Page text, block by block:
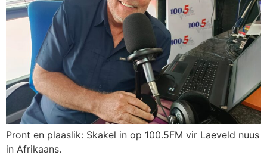
Pront en plaaslik: Skakel in op 100.5FM vir Laeveld nuus
in Afrikaans.